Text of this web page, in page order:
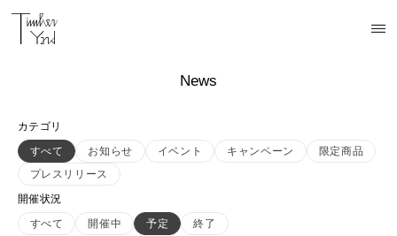
News
カテゴリ
すべて
お知らせ イベント キャンペーン
限定商品
プレスリリース
開催状況
すべて
開催中 予定
終了